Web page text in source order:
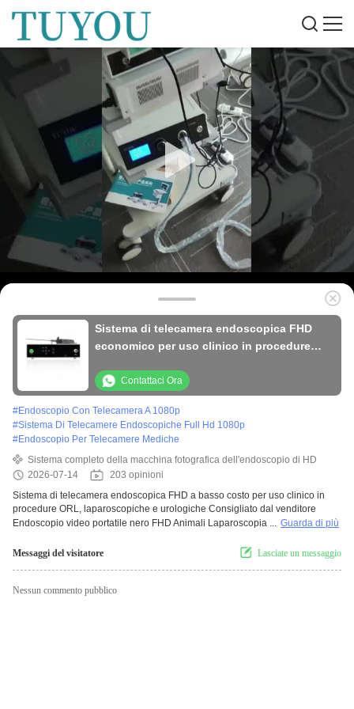
Sistema di telecamera endoscopica FHD
economico per uso clinico in procedure
Contattaci Ora
#Endoscopio Con Telecamera A 1080p
#Sistema Di Telecamere Endoscopiche Full Hd 1080p
#Endoscopio Per Telecamere Mediche
Sistema completo della macchina fotografica dell'endoscopio di HD
2026-07-14
203 opinioni
Sistema di telecamera endoscopica FHD a basso costo per uso clinico in
procedure ORL, laparoscopiche e urologiche Consigliato dal venditore
Endoscopio video portatile nero FHD Animali Laparoscopia ... Guarda di più
Messaggi del visitatore Lasciate un messaggio
Nessun commento pubblico